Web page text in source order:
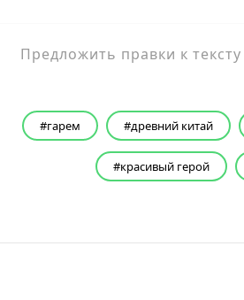
Предложить правки к
гарем древний китай
красивый герой